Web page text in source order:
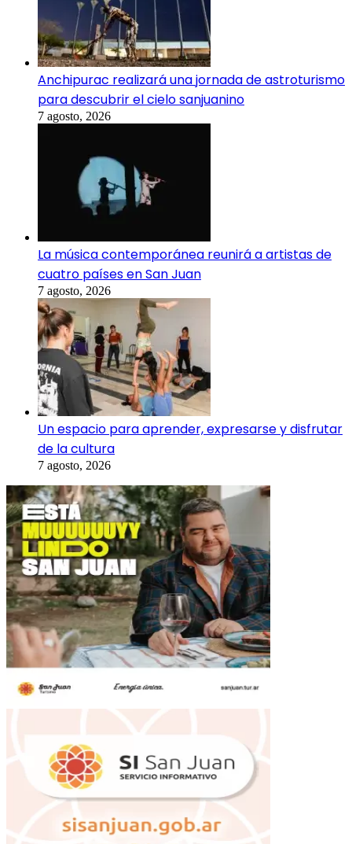
Anchipurac realizará una jornada de astroturismo
para descubrir el cielo sanjuanino
7 agosto, 2026
La música contemporánea reunirá a artistas de
cuatro países en San Juan
7 agosto, 2026
Un espacio para aprender, expresarse y disfrutar
de la cultura
7 agosto, 2026